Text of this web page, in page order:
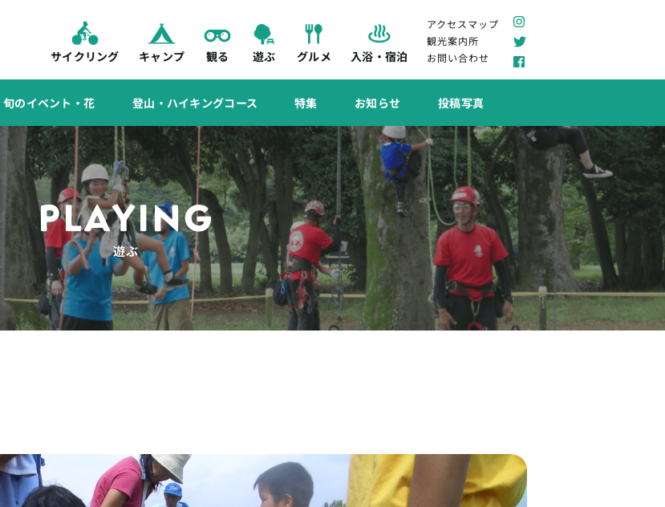
サイクリング キャンプ 観る 遊ぶ グルメ 入浴・宿泊
アクセスマップ
観光案内所
お問い合わせ
旬のイベント・花 登山・ハイキングコース 特集 お知らせ 投稿写真
PLAYING
遊ぶ